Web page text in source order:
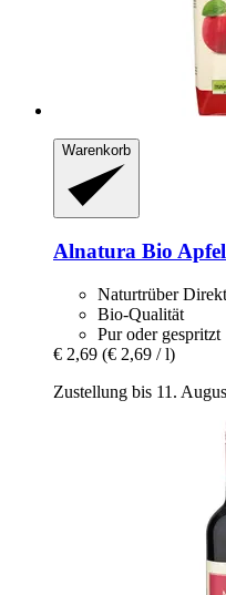
Warenkorb
Alnatura Bio
Naturtrüber
Bio-Qualität
Pur oder gespritzt
€ 2,69 (€ 2,69 / l)
Zustellung bis 11.